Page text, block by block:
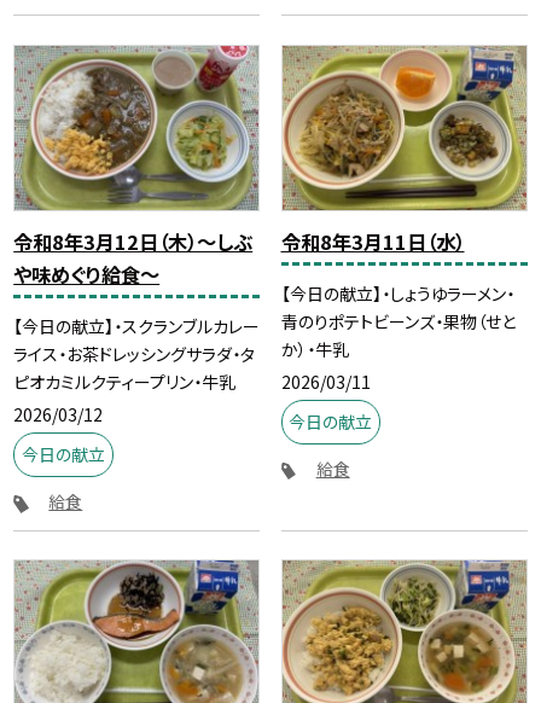
令和8年3月12日（木）～しぶ
や味めぐり給食～
【今日の献立】・スクランブルカレー
ライス・お茶ドレッシングサラダ・タ
ピオカミルクティープリン・牛乳
2026/03/12
今日の献立
給食
令和8年3月11日（水）
【今日の献立】・しょうゆラーメン・
青のりポテトビーンズ・果物（せと
か）・牛乳
2026/03/11
今日の献立
給食